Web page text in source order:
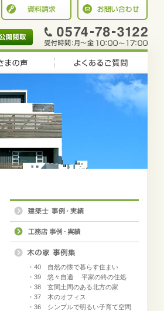
・40 自然の懐で暮らす住まい
・39 悠々自適 平家の終の住処
・38 玄関土間のある北方の家
・37 木のオフィス
・36 シンプルで明るい子育て空間